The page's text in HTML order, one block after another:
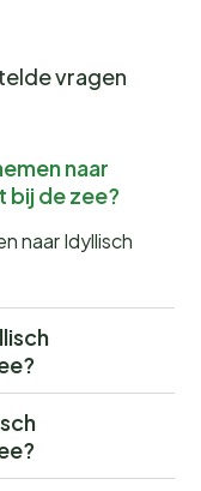
vragen
naar
bij de zee?
naar Idyllisch